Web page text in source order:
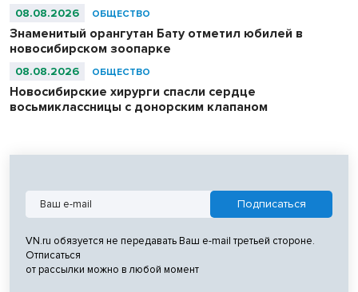
08.08.2026 ОБЩЕСТВО
Знаменитый орангутан Бату отметил юбилей в
новосибирском зоопарке
08.08.2026 ОБЩЕСТВО
Новосибирские хирурги спасли сердце
восьмиклассницы с донорским клапаном
VN.ru обязуется не передавать Ваш e-mail третьей стороне.
Отписаться
от рассылки можно в любой момент